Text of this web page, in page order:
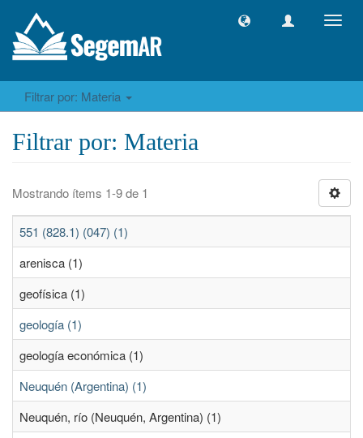
Filtrar por: Materia
Filtrar por: Materia
Mostrando ítems 1-9 de 1
551 (828.1) (047) (1)
arenisca (1)
geofísica (1)
geología (1)
geología económica (1)
Neuquén (Argentina) (1)
Neuquén, río (Neuquén, Argentina) (1)